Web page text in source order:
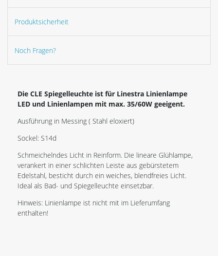
Produktsicherheit
Noch Fragen?
Die CLE Spiegelleuchte ist für Linestra Linienlampe
LED und Linienlampen mit max. 35/60W geeigent.
Ausführung in Messing ( Stahl eloxiert)
Sockel: S14d
Schmeichelndes Licht in Reinform. Die lineare Glühlampe,
verankert in einer schlichten Leiste aus gebürstetem
Edelstahl, besticht durch ein weiches, blendfreies Licht.
Ideal als Bad- und Spiegelleuchte einsetzbar.
Hinweis: Linienlampe ist nicht mit im Lieferumfang
enthalten!